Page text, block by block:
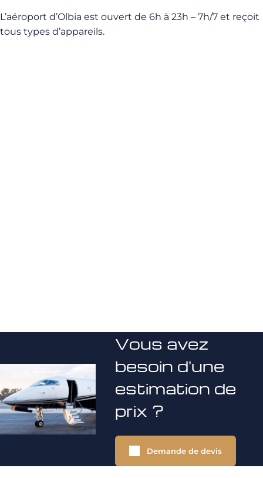
L’aéroport d’Olbia est ouvert de 6h à 23h – 7h/7 et reçoit
tous types d’appareils.
Vous avez
besoin d'une
estimation de
prix ?
Demande de devis